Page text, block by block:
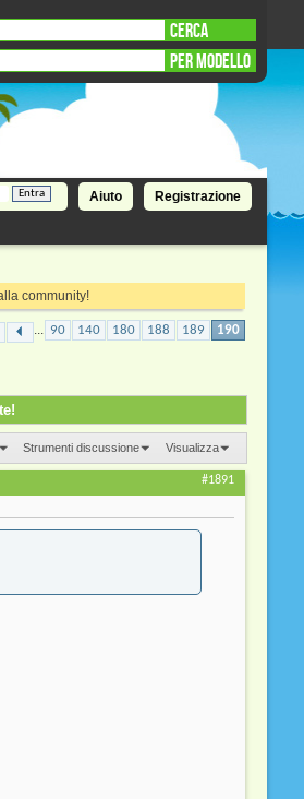
CERCA
PER MODELLO
Registrazione
Aiuto
community!
... 90 140 180 188 189 190
Strumenti discussione Visualizza
#1891